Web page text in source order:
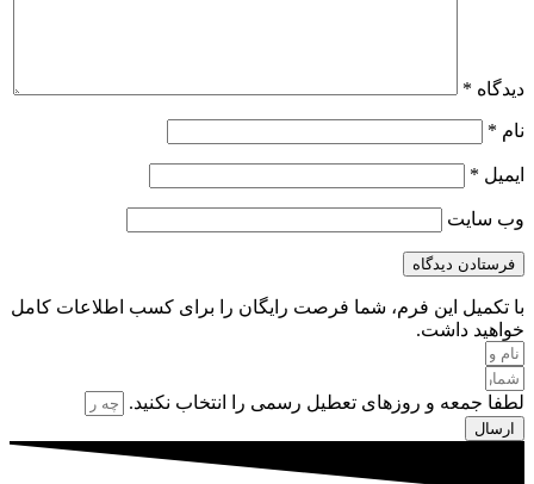
دیدگاه *
نام *
ایمیل *
وب‌ سایت
با تکمیل این فرم، شما فرصت رایگان را برای کسب اطلاعات کامل
خواهید داشت.
لطفا جمعه و روزهای تعطیل رسمی را انتخاب نکنید.
ارسال